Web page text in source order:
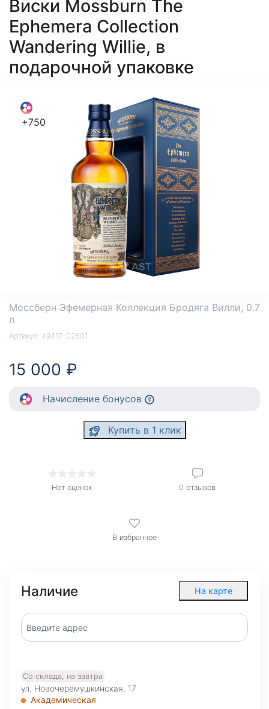
Виски Mossburn The
Ephemera Collection
Wandering Willie, в
подарочной упаковке
+750
Моссберн Эфемерная Коллекция Бродяга Вилли, 0.7
л
Артикул: 49417-02501
15 000 ₽
Начисление бонусов
Купить в 1 клик
Нет оценок 0 отзывов
В избранное
Наличие На карте
Со склада, на завтра
ул. Новочерёмушкинская, 17
Академическая